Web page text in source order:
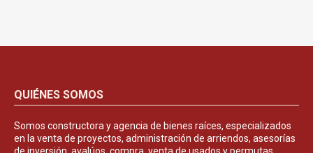
QUIÉNES SOMOS
Somos constructora y agencia de bienes raíces, especializados
en la venta de proyectos, administración de arriendos, asesorías